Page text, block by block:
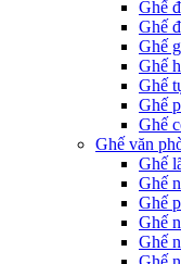
Ghế
Ghế
Ghế
Ghế
Ghế
Ghế
Ghế
Ghế văn
Ghế
Ghế
Ghế
Ghế
Ghế